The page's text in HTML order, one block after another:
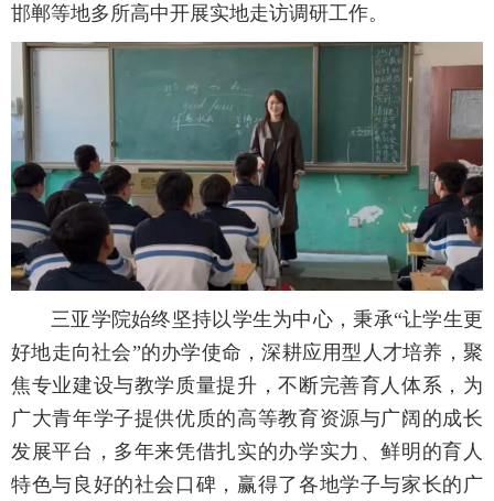
邯郸等地多所高中开展实地走访调研工作。
三亚学院始终坚持以学生为中心，秉承“让学生更
好地走向社会”的办学使命，深耕应用型人才培养，聚
焦专业建设与教学质量提升，不断完善育人体系，为
广大青年学子提供优质的高等教育资源与广阔的成长
发展平台，多年来凭借扎实的办学实力、鲜明的育人
特色与良好的社会口碑，赢得了各地学子与家长的广